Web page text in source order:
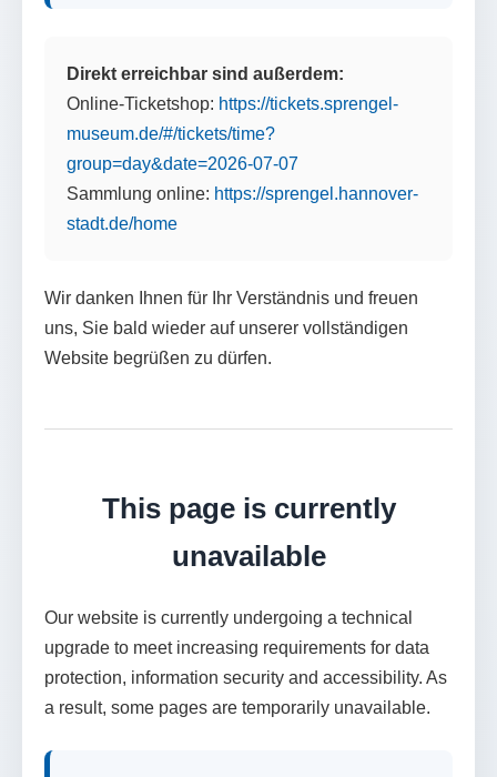
Direkt erreichbar sind außerdem:
Online-Ticketshop: https://tickets.sprengel-
museum.de/#/tickets/time?
group=day&date=2026-07-07
Sammlung online: https://sprengel.hannover-
stadt.de/home
Wir danken Ihnen für Ihr Verständnis und freuen
uns, Sie bald wieder auf unserer vollständigen
Website begrüßen zu dürfen.
This page is currently
unavailable
Our website is currently undergoing a technical
upgrade to meet increasing requirements for data
protection, information security and accessibility. As
a result, some pages are temporarily unavailable.